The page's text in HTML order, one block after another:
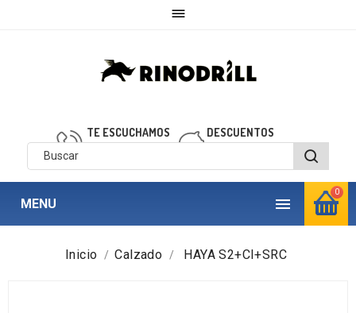

0
TE ESCUCHAMOS
910 850 040
DESCUENTOS
personalizados

MENU
Inicio Calzado HAYA S2+CI+SRC